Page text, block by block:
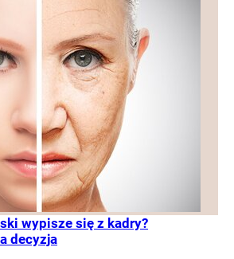
wypisze się z kadry?
decyzja